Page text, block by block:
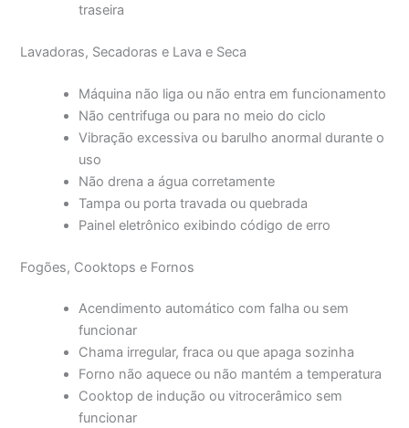
traseira
Lavadoras, Secadoras e Lava e Seca
Máquina não liga ou não entra em funcionamento
Não centrifuga ou para no meio do ciclo
Vibração excessiva ou barulho anormal durante o
uso
Não drena a água corretamente
Tampa ou porta travada ou quebrada
Painel eletrônico exibindo código de erro
Fogões, Cooktops e Fornos
Acendimento automático com falha ou sem
funcionar
Chama irregular, fraca ou que apaga sozinha
Forno não aquece ou não mantém a temperatura
Cooktop de indução ou vitrocerâmico sem
funcionar